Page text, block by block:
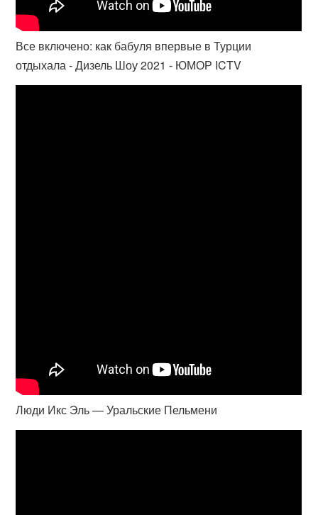
Все включено: как бабуля впервые в Турции
отдыхала - Дизель Шоу 2021 - ЮМОР ICTV
Люди Икс Эль — Уральские Пельмени